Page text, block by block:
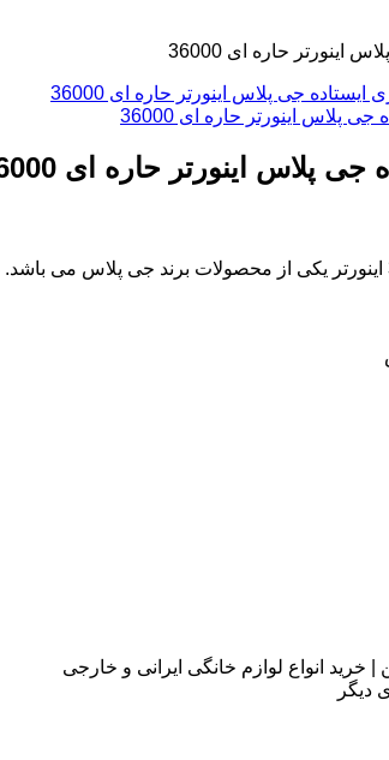
پلاس اینورتر حاره ای 36000
خرید انواع لوازم خانگی ایرانی و خارجی